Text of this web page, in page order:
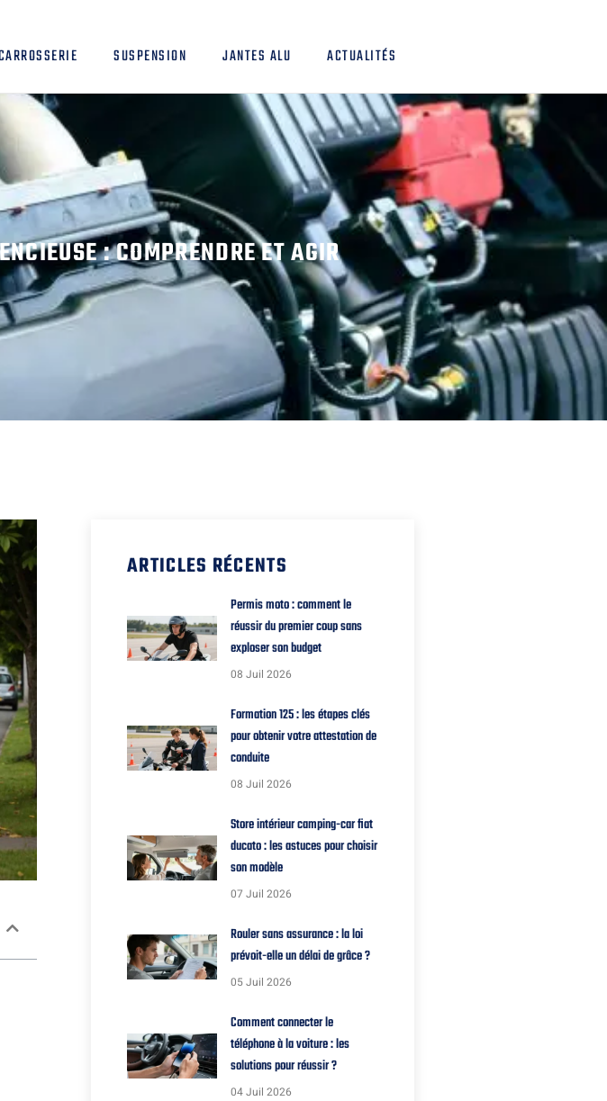
SUSPENSION JANTES ALU ACTUALITÉS
: COMPRENDRE ET AGIR
ARTICLES RÉCENTS
Permis moto : comment le
réussir du premier coup sans
exploser son budget
08 Juil 2026
Formation 125 : les étapes clés
pour obtenir votre attestation de
conduite
08 Juil 2026
Store intérieur camping-car fiat
ducato : les astuces pour choisir
son modèle
07 Juil 2026
Rouler sans assurance : la loi
prévoit-elle un délai de grâce ?
05 Juil 2026
Comment connecter le
téléphone à la voiture : les
solutions pour réussir ?
04 Juil 2026